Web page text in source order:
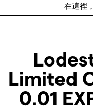
在這裡
Limited
0.01